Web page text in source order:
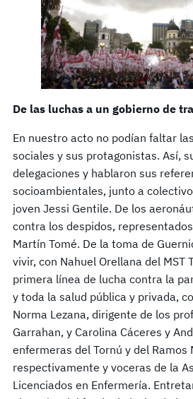
De las luchas a un gobierno de
En nuestro acto no podían faltar
sociales y sus protagonistas. Así,
delegaciones y hablaron sus
socioambientales, junto a
joven Jessi Gentile. De los
contra los despidos,
Martín Tomé. De la toma de
vivir, con Nahuel Orellana del MST
primera línea de lucha contra la
y toda la salud pública y privada,
Norma Lezana, dirigente de los
Garrahan, y Carolina Cáceres y
enfermeras del Tornú y del Ramos
respectivamente y voceras de la
Licenciados en Enfermería.